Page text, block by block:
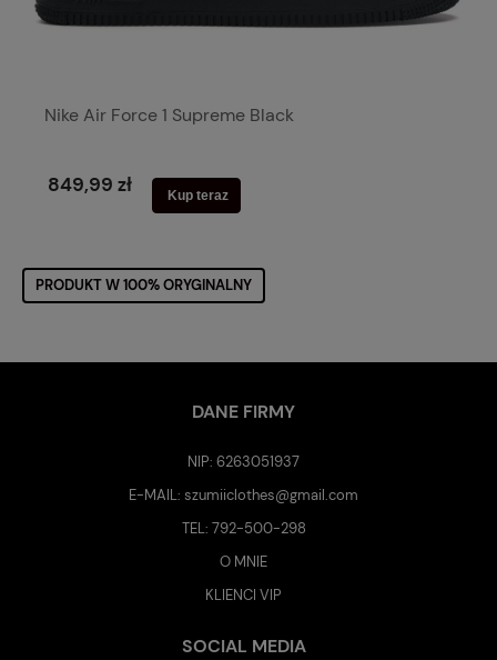
Nike Air Force 1 Supreme Black
849,99 zł Kup teraz
PRODUKT W 100% ORYGINALNY
DANE FIRMY
NIP: 6263051937
E-MAIL:szumiiclothes@gmail.com
TEL: 792-500-298
O MNIE
KLIENCI VIP
SOCIAL MEDIA